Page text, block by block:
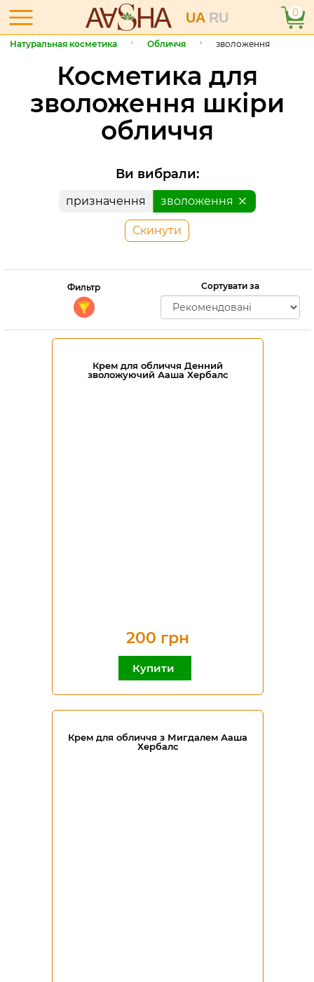
UA RU 0
Натуральная косметика Обличчя зволоження
Косметика для
зволоження шкіри
обличчя
Ви вибрали:
призначення зволоження
Скинути
Фильтр Сортувати за
Крем для обличчя Денний
зволожуючий Ааша Хербалс
200 грн
Купити
Крем для обличчя з Мигдалем Ааша
Хербалс